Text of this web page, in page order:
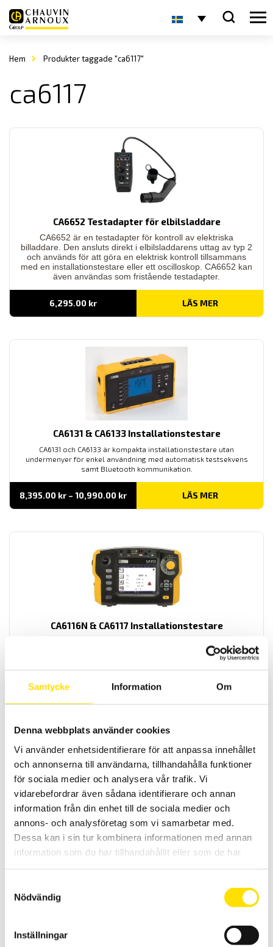
Samtycke Information Om
Denna webbplats använder cookies
Vi använder enhetsidentifierare för att anpassa innehållet
och annonserna till användarna, tillhandahålla funktioner
för sociala medier och analysera vår trafik. Vi
vidarebefordrar även sådana identifierare och annan
information från din enhet till de sociala medier och
annons- och analysföretag som vi samarbetar med.
Dessa kan i sin tur kombinera informationen med annan
information som du har tillhandahållit eller som de har
Nödvändig
Inställningar
Hem Produkter taggade "ca6117"
ca6117
CA6652 Testadapter för elbilsladdare
CA6652 är en testadapter för kontroll av elektriska
billaddare. Den ansluts direkt i elbilsladdarens uttag av typ 2
och används för att göra en elektrisk kontroll tillsammans
med en installationstestare eller ett oscilloskop. CA6652 kan
även användas som fristående testadapter.
6,295.00 kr LÄS MER
CA6131 & CA6133 Installationstestare
CA6131 och CA6133 är kompakta installationstestare utan
undermenyer för enkel användning med automatisk testsekvens
samt Bluetooth kommunikation.
8,395.00 kr – 10,990.00 krPrisintervall:
till
LÄS MER
CA6116N & CA6117 Installationstestare
enkel rapportgenerering även till excel. Med färgskärm som har
grafisk inkopplingsanvisning. Med spänningsfallsmätning och
inbyggd säkringstabell samt mätning på elbilsladdstationer med
21,595.00kr–29,900.00krPrisintervall:
29,900.00 kr
LÄS MER
Tillbehör installationstestare läckström
Läckströmstänger till Chauvin-Arnoux installationstestare.